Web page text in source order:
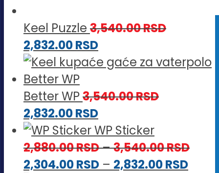
Keel Puzzle 3,540.00RSD
2,832.00RSD
Better WP3,540.00RSD
2,832.00RSD
WP Sticker
2,880.00RSD–3,540.00RSD
2,304.00RSD – 2,832.00RSD